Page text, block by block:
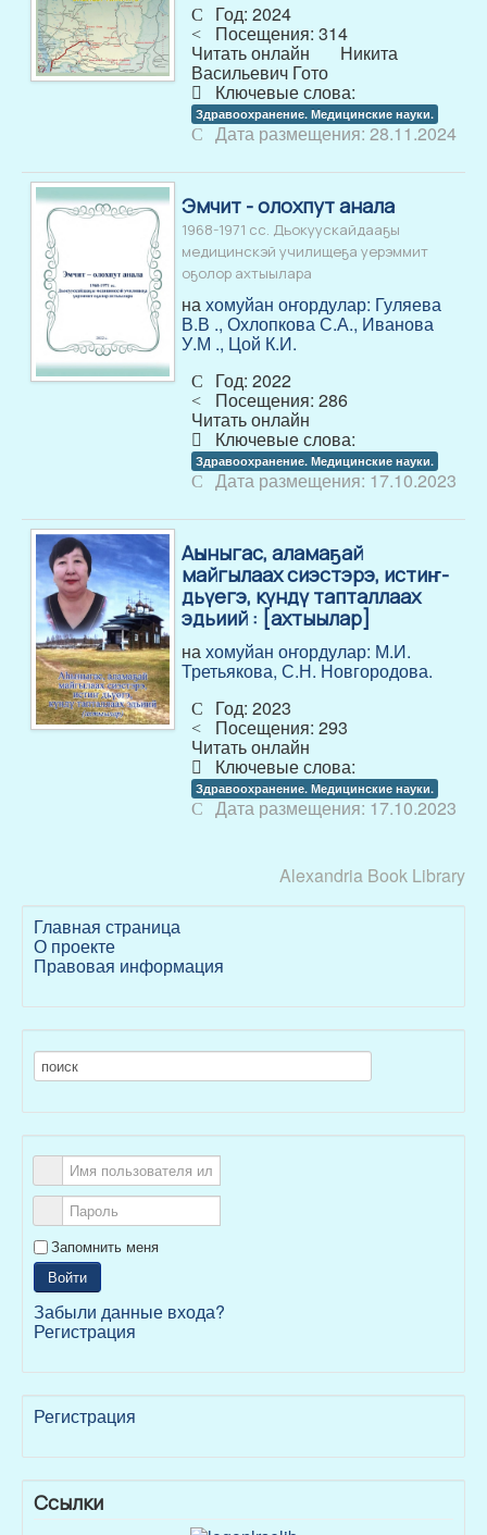
Год: 2024
Посещения: 314
Читать онлайн Никита
Васильевич Гото
Ключевые слова:
Здравоохранение. Медицинские науки.
Дата размещения: 28.11.2024
Эмчит - олохпут анала
1968-1971 сс. Дьокуускайдааҕы
медицинскэй училищеҕа уерэммит
оҕолор ахтыылара
нахомуйан оҥордулар: Гуляева
В.В ., Охлопкова С.А., Иванова
У.М ., Цой К.И.
Год: 2022
Посещения: 286
Читать онлайн
Ключевые слова:
Здравоохранение. Медицинские науки.
Дата размещения: 17.10.2023
Аһыныгас, аламаҕай
майгылаах сиэстэрэ, истиҥ-
дьүегэ, күндү тапталлаах
эдьиий : [ахтыылар]
нахомуйан оҥордулар: М.И.
Третьякова, С.Н. Новгородова.
Год: 2023
Посещения: 293
Читать онлайн
Ключевые слова:
Здравоохранение. Медицинские науки.
Дата размещения: 17.10.2023
Alexandria Book Library
Главная страница
О проекте
Правовая информация
Запомнить меня
Войти
Забыли данные входа?
Регистрация
Регистрация
Ссылки